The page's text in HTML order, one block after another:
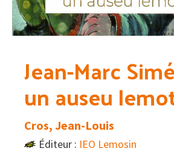
Jean-Marc
un auseu
Cros, Jean-Louis
Éditeur : IEO Lemosin